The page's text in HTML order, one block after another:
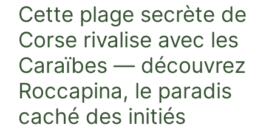
Cette plage secrète de
Corse rivalise avec les
Caraïbes — découvrez
Roccapina, le paradis
caché des initiés